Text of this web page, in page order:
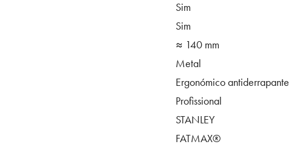
Sim
Sim
≈ 140 mm
Metal
Ergonómico antiderrapante
Profissional
STANLEY
FATMAX®